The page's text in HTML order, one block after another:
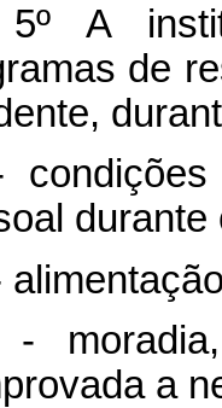
A
de
condições
durante
-
a